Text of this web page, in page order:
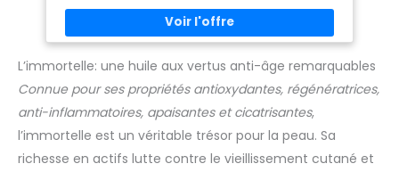
aux cheveux et les fortifie, ainsi que les ongles. Notre
bouteille est accompagnée de deux accessoires pratiques
pour répondre à tous vos besoins. Une pipette pour vous
offrir une précision de dosage optimale, idéale pour les
applications nécessitant une petite quantité de produit. Un
bouchon Flip Top pour une utilisation quotidienne plus
simple, il vous permet une ouverture et une fermeture
faciles, garantissant une commodité maximale à chaque
utilisation.
L’immortelle: une huile aux vertus anti-âge remarquables
Connue pour ses propriétés antioxydantes, régénératrices,
anti-inflammatoires, apaisantes et cicatrisantes,
l’immortelle est un véritable trésor pour la peau. Sa
richesse en actifs lutte contre le vieillissement cutané et